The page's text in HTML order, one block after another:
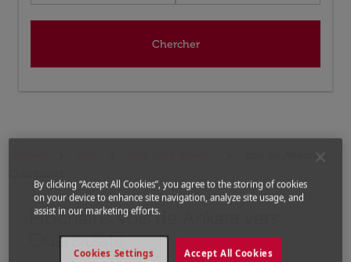
Chercher
Vols de Ankara a
Prochains Vols de Ankara vers
Ouarzazate
Aucun tarif trouvé pour les options populaires
By clicking “Accept All Cookies”, you agree to the storing of cookies
on your device to enhance site navigation, analyze site usage, and
assist in our marketing efforts.
Accept All Cookies
Cookies Settings